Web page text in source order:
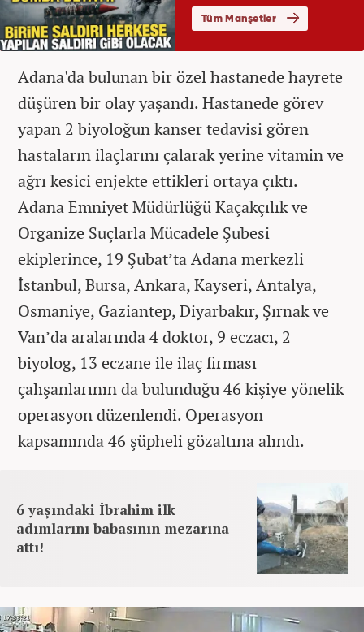
Adana'da bulunan bir özel hastanede hayrete
düşüren bir olay yaşandı. Hastanede görev
yapan 2 biyoloğun kanser tedavisi gören
hastaların ilaçlarını çalarak yerine vitamin ve
ağrı kesici enjekte ettikleri ortaya çıktı.
Adana Emniyet Müdürlüğü Kaçakçılık ve
Organize Suçlarla Mücadele Şubesi
ekiplerince, 19 Şubat’ta Adana merkezli
İstanbul, Bursa, Ankara, Kayseri, Antalya,
Osmaniye, Gaziantep, Diyarbakır, Şırnak ve
Van’da aralarında 4 doktor, 9 eczacı, 2
biyolog, 13 eczane ile ilaç firması
çalışanlarının da bulunduğu 46 kişiye yönelik
operasyon düzenlendi. Operasyon
kapsamında 46 şüpheli gözaltına alındı.
6 yaşındaki İbrahim ilk
adımlarını babasının mezarına
attı!